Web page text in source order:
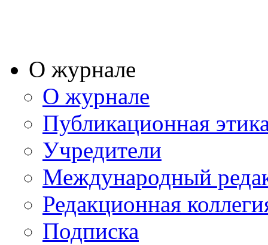
О журнале
О журнале
Публикационная
Учредители
Международный
Редакционная
Подписка